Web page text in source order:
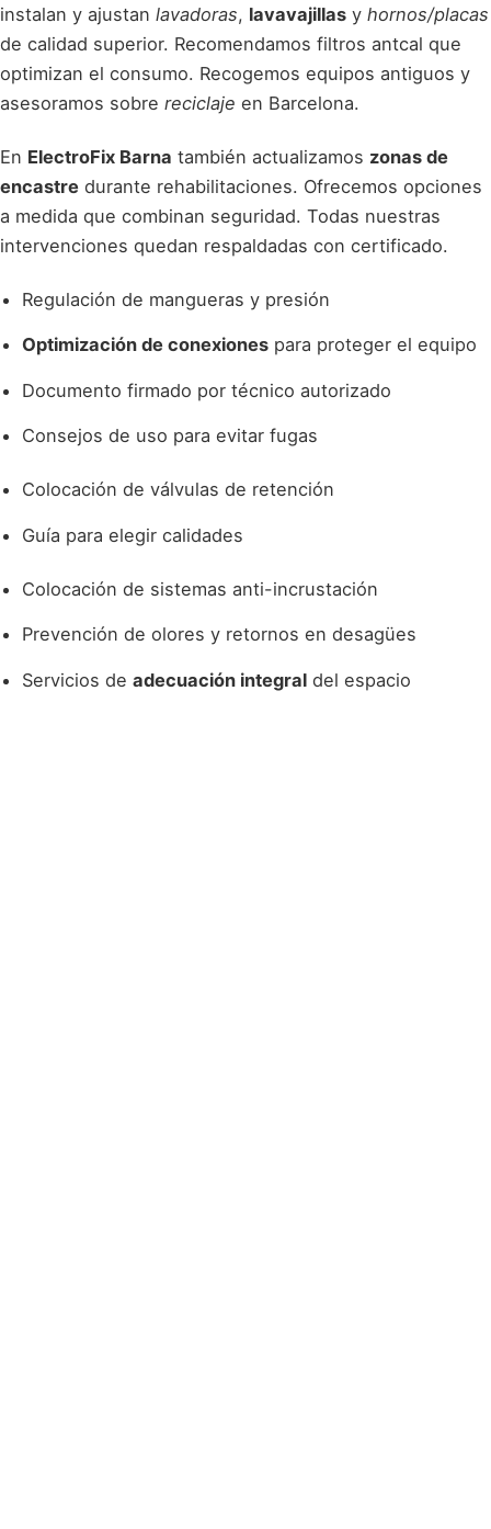
instalan y ajustan lavadoras, lavavajillas y hornos/placas
de calidad superior. Recomendamos filtros antcal que
optimizan el consumo. Recogemos equipos antiguos y
asesoramos sobre reciclaje en Barcelona.
En ElectroFix Barna también actualizamos zonas de
encastre durante rehabilitaciones. Ofrecemos opciones
a medida que combinan seguridad. Todas nuestras
intervenciones quedan respaldadas con certificado.
Regulación de mangueras y presión
Optimización de conexiones para proteger el equipo
Documento firmado por técnico autorizado
Consejos de uso para evitar fugas
Colocación de válvulas de retención
Guía para elegir calidades
Colocación de sistemas anti-incrustación
Prevención de olores y retornos en desagües
Servicios de adecuación integral del espacio